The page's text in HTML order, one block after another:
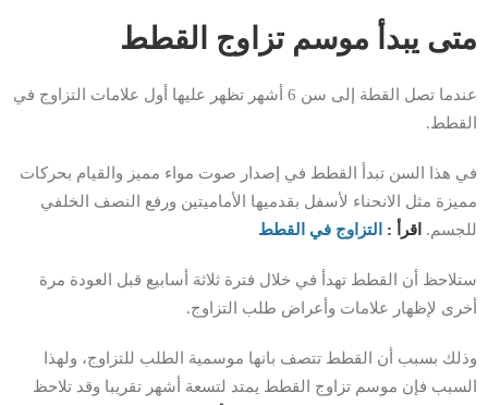
متى يبدأ موسم تزاوج القطط
عندما تصل القطة إلى سن 6 أشهر تظهر عليها أول علامات التزاوج في
القطط.
في هذا السن تبدأ القطط في إصدار صوت مواء مميز والقيام بحركات
مميزة مثل الانحناء لأسفل بقدميها الأماميتين ورفع النصف الخلفي
للجسم. اقرأ : التزاوج في القطط
ستلاحظ أن القطط تهدأ في خلال فترة ثلاثة أسابيع قبل العودة مرة
أخرى لإظهار علامات وأعراض طلب التزاوج.
وذلك بسبب أن القطط تتصف بانها موسمية الطلب للتزاوج، ولهذا
السبب فإن موسم تزاوج القطط يمتد لتسعة أشهر تقريبا وقد تلاحظ